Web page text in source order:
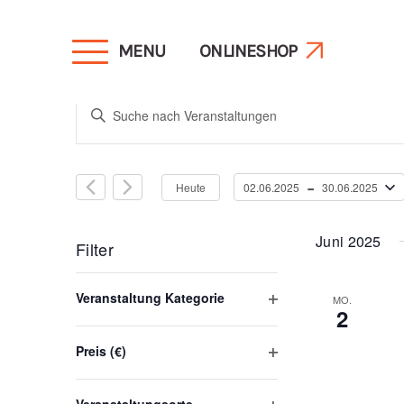
MENU ONLINESHOP
Veranstaltungen
Suche
und
Ansichten,
Navigation
Bitte
Suche
Veranstaltungen
Schlüsselwort.
Heute 02.06.2025 - 30.06.2025
Filter
der
Formular-
Veranstaltung Kategorie
Preis (€)
Juni 2025
MO.
2